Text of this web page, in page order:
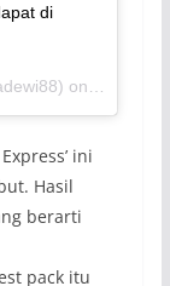
di
on
ini
Hasil
berarti
pack itu